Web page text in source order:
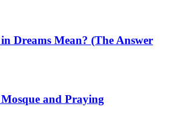
Dreams Mean? (The Answer
and Praying